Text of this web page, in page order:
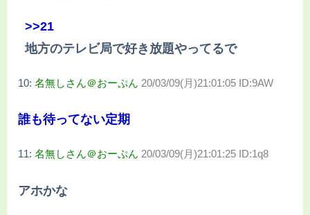
>>21
地方のテレビ局で好き放題やってるで
10: 名無しさん＠おーぷん 20/03/09(月)21:01:05 ID:9AW
誰も待ってない定期
11: 名無しさん＠おーぷん 20/03/09(月)21:01:25 ID:1q8
アホかな